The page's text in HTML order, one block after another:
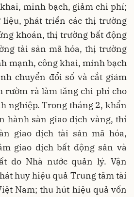
minh bạch, giảm chi phí;
liệu, phát triển các thị trường
khoán, thị trường bất động
tài sản mã hóa, thị trường
mạnh, công khai, minh bạch
chuyển đổi số và cắt giảm
rườm rà làm tăng chi phí cho
nghiệp. Trong tháng 2, khẩn
hành sàn giao dịch vàng, thí
giao dịch tài sản mã hóa,
giao dịch bất động sản và
do Nhà nước quản lý. Vận
huy hiệu quả Trung tâm tài
Nam; thu hút hiệu quả vốn